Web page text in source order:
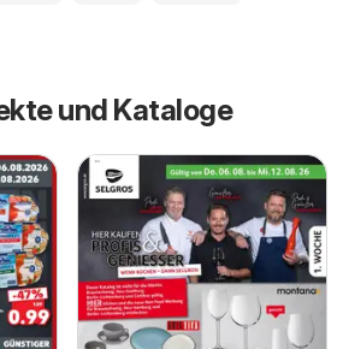
und Kataloge